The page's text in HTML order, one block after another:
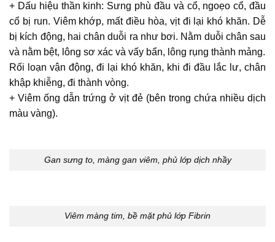
+ Dấu hiệu thần kinh: Sưng phù đầu và cổ, ngoẹo cổ, đầu
cổ bị run. Viêm khớp, mất điều hòa, vịt đi lại khó khăn. Dễ
bị kích động, hai chân duỗi ra như bơi. Nằm duỗi chân sau
và nằm bệt, lông sơ xác và vấy bẩn, lông rụng thành mảng.
Rối loạn vận động, đi lại khó khăn, khi đi đầu lắc lư, chân
khập khiễng, đi thành vòng.
+ Viêm ống dẫn trứng ở vịt đẻ (bên trong chứa nhiều dịch
màu vàng).
Gan sưng to, màng gan viêm, phủ lớp dịch nhầy
Viêm màng tim, bề mặt phủ lớp Fibrin